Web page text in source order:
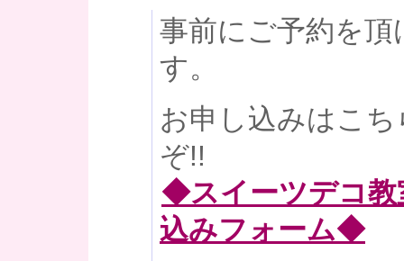
事前にご予約を頂
す。
お申し込みはこ
ぞ!!
◆スイーツデコ教
込みフォーム◆